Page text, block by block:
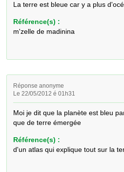
La terre est bleue car y a plus
Référence(s) :
m'zelle de madinina
Réponse anonyme
Le 22/05/2012 é 01h31
Moi je dit que la planète est bleu
que de terre émergée
Référence(s) :
d'un atlas qui explique tout sur la